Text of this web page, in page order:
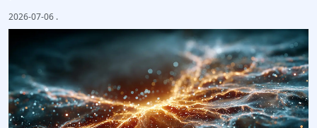
2026-07-06 .